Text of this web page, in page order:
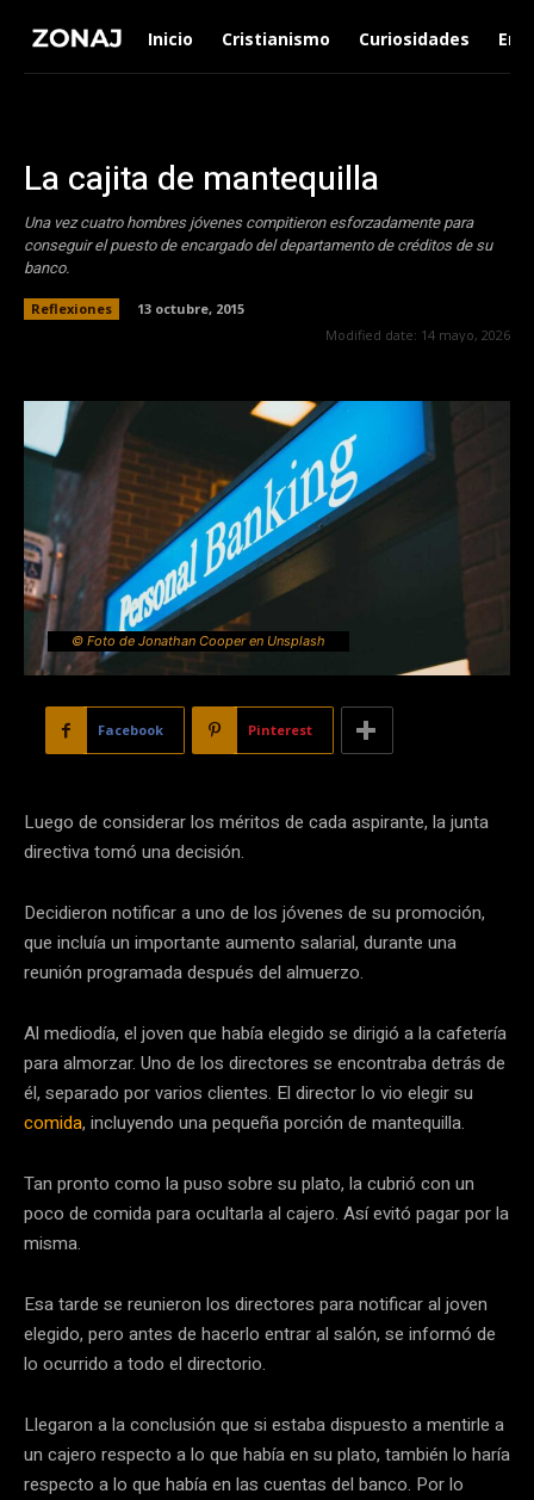
Inicio Cristianismo Curiosidades
La cajita de mantequilla
Una vez cuatro hombres jóvenes compitieron esforzadamente para
conseguir el puesto de encargado del departamento de créditos de su
banco.
Reflexiones
13 octubre, 2015
Modified date: 14 mayo, 2026
© Foto de Jonathan Cooper en Unsplash
Facebook Pinterest
Luego de considerar los méritos de cada aspirante, la junta
directiva tomó una decisión.
Decidieron notificar a uno de los jóvenes de su promoción,
que incluía un importante aumento salarial, durante una
reunión programada después del almuerzo.
Al mediodía, el joven que había elegido se dirigió a la cafetería
para almorzar. Uno de los directores se encontraba detrás de
él, separado por varios clientes. El director lo vio elegir su
comida, incluyendo una pequeña porción de mantequilla.
Tan pronto como la puso sobre su plato, la cubrió con un
poco de comida para ocultarla al cajero. Así evitó pagar por la
misma.
Esa tarde se reunieron los directores para notificar al joven
elegido, pero antes de hacerlo entrar al salón, se informó de
lo ocurrido a todo el directorio.
Llegaron a la conclusión que si estaba dispuesto a mentirle a
un cajero respecto a lo que había en su plato, también lo haría
respecto a lo que había en las cuentas del banco. Por lo